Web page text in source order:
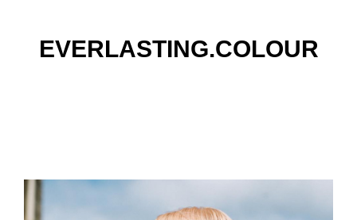
EVERLASTING.COLOUR